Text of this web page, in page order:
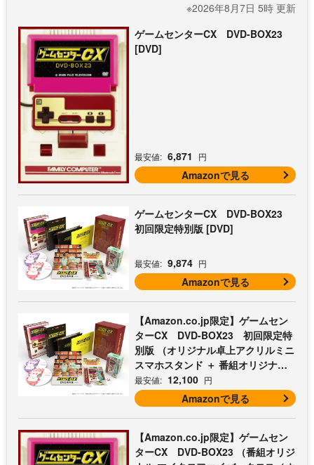
※2026年8月7日 5時 更新
ゲームセンターCX DVD-BOX23
[DVD]
最安値: 6,871 円
Amazonで見る
ゲームセンターCX DVD-BOX23
初回限定特別版 [DVD]
最安値: 9,874 円
Amazonで見る
【Amazon.co.jp限定】ゲームセン
ターCX DVD-BOX23 初回限定特
別版 （オリジナル卓上アクリルミニ
スマホスタンド ＋ 番組オリジナル
マイクロファイバークロス（オレン
ジ） 付） [DVD]
最安値: 12,100 円
Amazonで見る
【Amazon.co.jp限定】ゲームセン
ターCX DVD-BOX23 （番組オリジ